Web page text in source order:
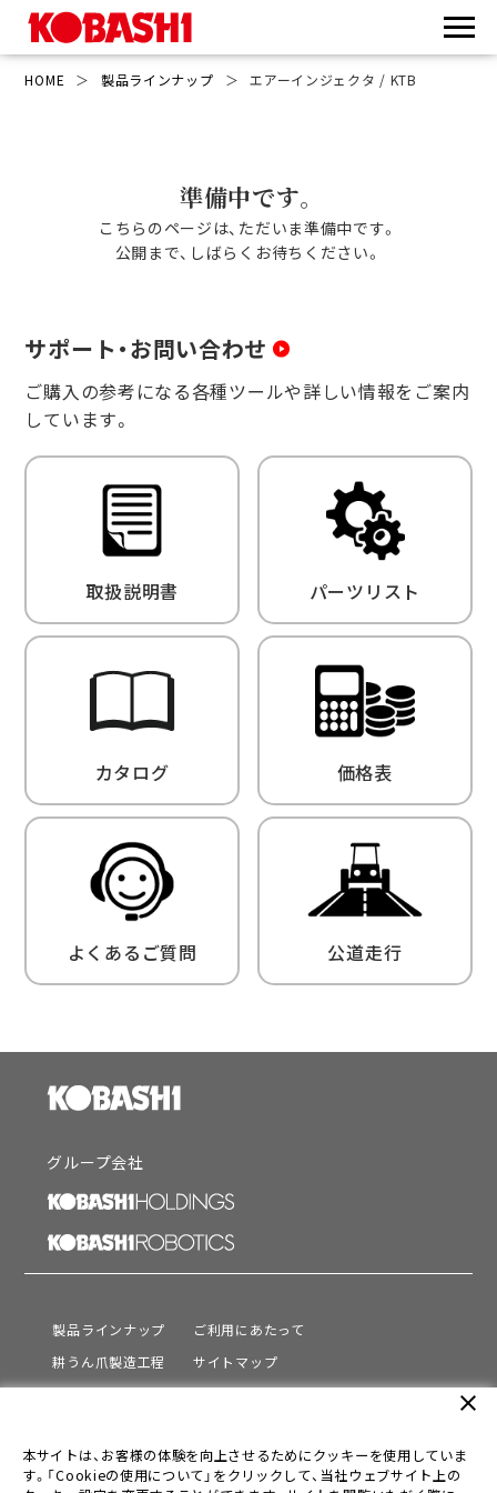
HOME ＞ 製品ラインナップ ＞ エアーインジェクタ / KTB
準備中です。
こちらのページは、ただいま準備中です。
公開まで、しばらくお待ちください。
サポート・お問い合わせ
ご購入の参考になる各種ツールや詳しい情報をご案内
しています。
取扱説明書 パーツリスト
カタログ 価格表
よくあるご質問 公道走行
グループ会社
製品ラインナップ
耕うん爪製造工程
サポート
会社情報
ご利用にあたって
サイトマップ
プライバシーポリシー
本サイトは、お客様の体験を向上させるためにクッキーを使用していま
す。「Cookieの使用について」をクリックして、当社ウェブサイト上の
close